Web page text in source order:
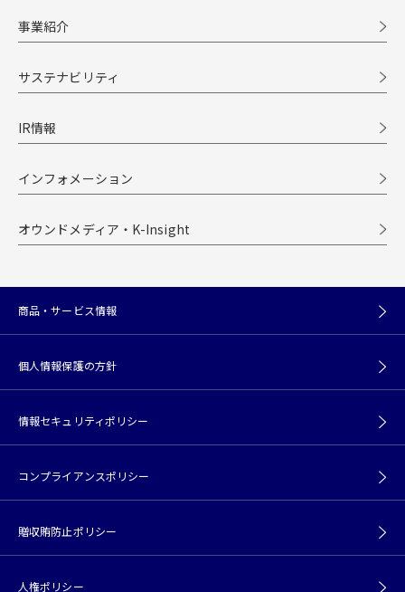
事業紹介
サステナビリティ
IR情報
インフォメーション
オウンドメディア・K-Insight
商品・サービス情報
個人情報保護の方針
情報セキュリティポリシー
コンプライアンスポリシー
贈収賄防止ポリシー
人権ポリシー